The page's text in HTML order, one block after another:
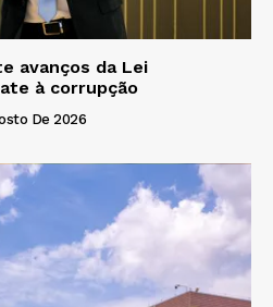
avanços da Lei
à corrupção
De 2026